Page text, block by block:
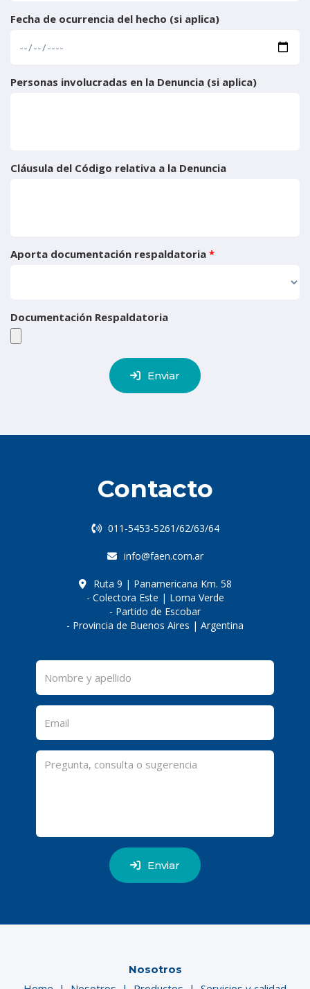
Fecha de ocurrencia del hecho (si aplica)
Personas involucradas en la Denuncia (si aplica)
Cláusula del Código relativa a la Denuncia
Aporta documentación respaldatoria *
Documentación Respaldatoria
Enviar
Contacto
011-5453-5261/62/63/64
info@faen.com.ar
Ruta 9 | Panamericana Km. 58
- Colectora Este | Loma Verde
- Partido de Escobar
- Provincia de Buenos Aires | Argentina
Enviar
Nosotros